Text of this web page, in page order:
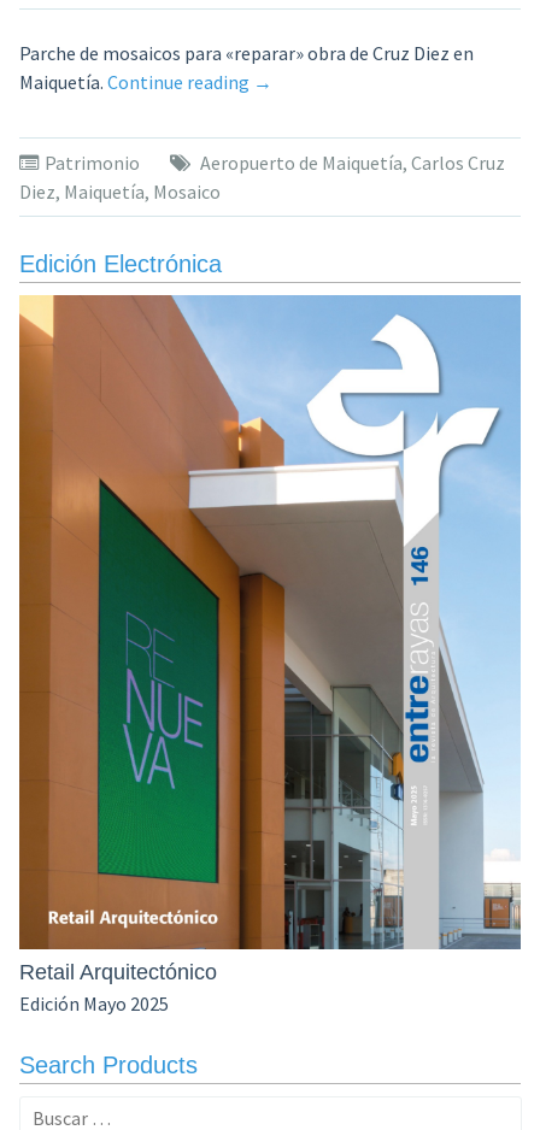
Andrés
Bello»
Parche de mosaicos para «reparar» obra de Cruz Diez en
Maiquetía. Continue reading «Parche
mosaicos
en
→
Patrimonio Aeropuerto de Maiquetía, Carlos Cruz
Diez, Maiquetía, Mosaico
Edición Electrónica
Retail Arquitectónico
Edición Mayo 2025
Search Products
Buscar: